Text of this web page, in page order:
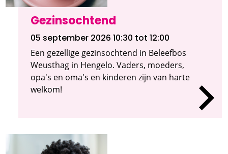
Gezinsochtend
05 september 2026 10:30 tot 12:00
Een gezellige gezinsochtend in Beleefbos
Weusthag in Hengelo. Vaders, moeders,
opa's en oma's en kinderen zijn van harte
welkom!